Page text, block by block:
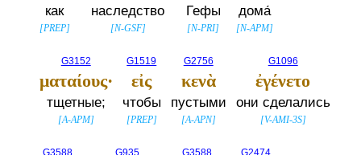
как
[PREP]
наследство
[N-GSF]
Гефы
[N-PRI]
дома́
[N-APM]
G3152
ματαίους·
тщетные;
[A-APM]
G1519
εἰς
чтобы
[PREP]
G2756
κενὰ
пустыми
[A-APN]
G1096
ἐγένετο
они сделались
[V-AMI-3S]
G3588 G935 G3588 G2474